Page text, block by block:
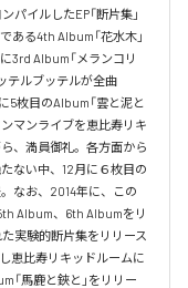
イルしたEP「断片集」
ある4th Album「花水木」
3rd Album「メランコリ
テルブッテルが全曲
5枚目のAlbum「雲と泥と
マンライブを恵比寿リキ
、満員御礼。各方面から
ない中、12月に６枚目の
なお、2014年に、この
Album、6th Albumをリ
実験的断片集をリリース
恵比寿リキッドルームに
「馬鹿と鋏と」をリリー